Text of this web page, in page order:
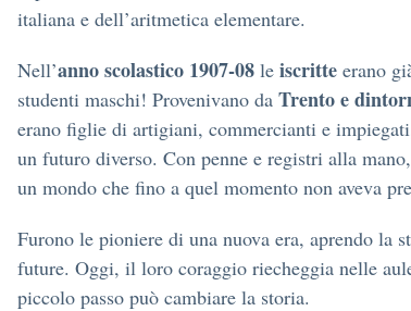
italiana e dell’aritmetica elementare.
Nell’anno scolastico 1907-08 le iscritte erano
studenti maschi! Provenivano da Trento e
erano figlie di artigiani, commercianti e
un futuro diverso. Con penne e registri alla
un mondo che fino a quel momento non aveva
Furono le pioniere di una nuova era, aprendo la
future. Oggi, il loro coraggio riecheggia nelle
piccolo passo può cambiare la storia.